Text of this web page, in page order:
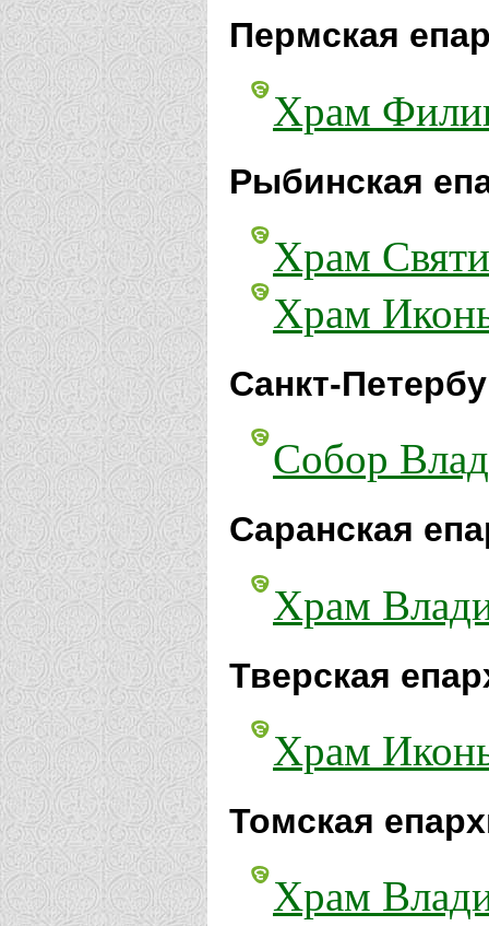
Пермская
Храм
Рыбинская
Храм
Храм
Санкт-
Собор
Саранская
Храм
Тверская
Храм
Томская
Храм